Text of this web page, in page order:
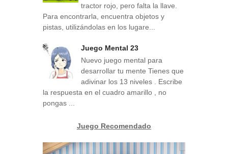
tractor rojo, pero falta la llave.
Para encontrarla, encuentra objetos y
pistas, utilizándolas en los lugare...
Juego Mental 23
Nuevo juego mental para
desarrollar tu mente Tienes que
adivinar los 13 niveles . Escribe
la respuesta en el cuadro amarillo , no
pongas ...
Juego Recomendado